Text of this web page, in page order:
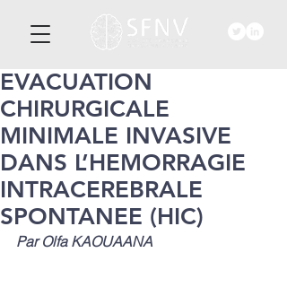
EVACUATION
CHIRURGICALE
MINIMALE INVASIVE
DANS L’HEMORRAGIE
INTRACEREBRALE
SPONTANEE (HIC)
Par Olfa KAOUAANA